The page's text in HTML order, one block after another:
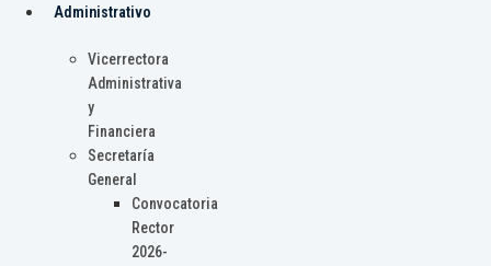
Administrativo
Vicerrectora
Administrativa
y
Financiera
Secretaría
General
Convocatoria
Rector
2026-